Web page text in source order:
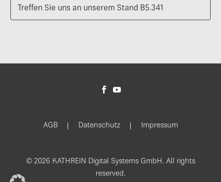
Treffen Sie uns an unserem Stand B5.341
AGB Datenschutz Impressum
© 2026 KATHREIN Digital Systems GmbH. All rights
reserved.